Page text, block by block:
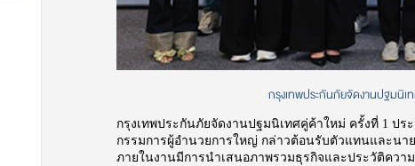
กรุงเทพประกันภัยจัดงานปฐมนิเ
กรุงเทพประกันภัยจัดงานปฐมนิเทศคู่ค้าใหม่ ครั้งที่ 1 ป
กรรมการผู้อำนวยการใหญ่ กล่าวต้อนรับตัวแทนและน
ภายในงานมีการนำเสนอภาพรวมธุรกิจและประวัติควา